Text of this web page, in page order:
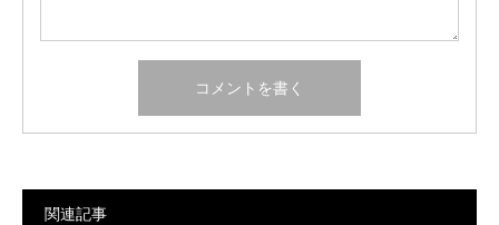
関連記事